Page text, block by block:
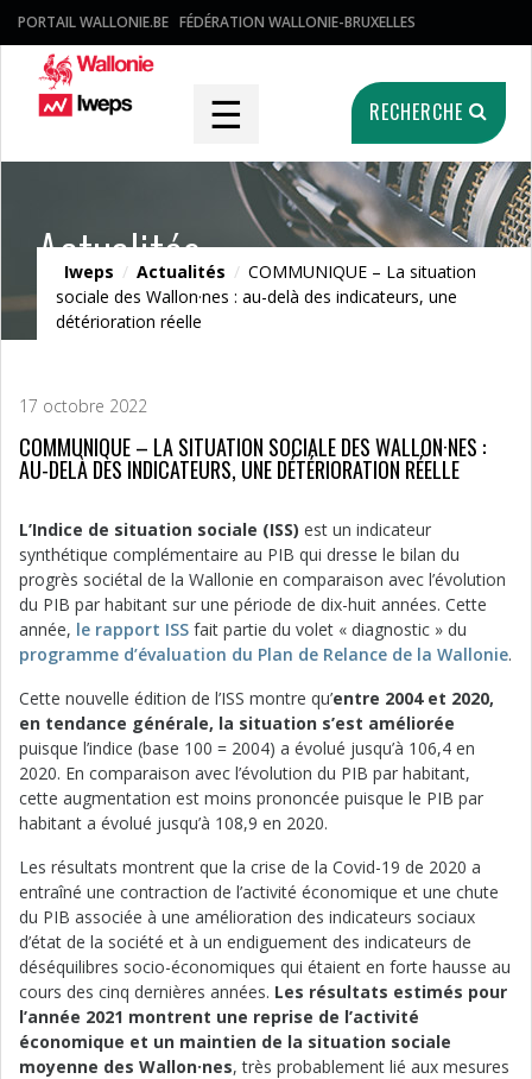
PORTAIL WALLONIE.BE FÉDÉRATION WALLONIE-BRUXELLES
☰ RECHERCHE
Actualités
Iweps / Actualités / COMMUNIQUE – La situation
sociale des Wallon·nes : au-delà des indicateurs, une
détérioration réelle
17 octobre 2022
COMMUNIQUE – LA SITUATION SOCIALE DES WALLON·NES :
AU-DELÀ DES INDICATEURS, UNE DÉTÉRIORATION RÉELLE
L’Indice de situation sociale (ISS) est un indicateur
synthétique complémentaire au PIB qui dresse le bilan du
progrès sociétal de la Wallonie en comparaison avec l’évolution
du PIB par habitant sur une période de dix-huit années. Cette
année, le rapport ISS fait partie du volet « diagnostic » du
programme d’évaluation du Plan de Relance de la Wallonie.
Cette nouvelle édition de l’ISS montre qu’entre 2004 et 2020,
en tendance générale, la situation s’est améliorée
puisque l’indice (base 100 = 2004) a évolué jusqu’à 106,4 en
2020. En comparaison avec l’évolution du PIB par habitant,
cette augmentation est moins prononcée puisque le PIB par
habitant a évolué jusqu’à 108,9 en 2020.
Les résultats montrent que la crise de la Covid-19 de 2020 a
entraîné une contraction de l’activité économique et une chute
du PIB associée à une amélioration des indicateurs sociaux
d’état de la société et à un endiguement des indicateurs de
déséquilibres socio-économiques qui étaient en forte hausse au
cours des cinq dernières années. Les résultats estimés pour
l’année 2021 montrent une reprise de l’activité
économique et un maintien de la situation sociale
moyenne des Wallon·nes, très probablement lié aux mesures